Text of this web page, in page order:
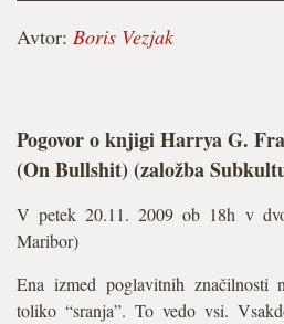
Avtor: Boris Vezjak
Pogovor o knjigi Harrya G.
(On Bullshit) (založba
V petek 20.11. 2009 ob 18h v
Maribor)
Ena izmed poglavitnih značilnosti
toliko “sranja”. To vedo vsi.